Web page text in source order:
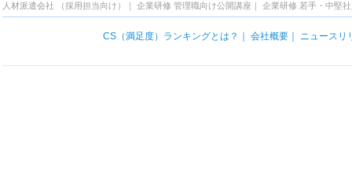
人材派遣会社 （採用担当向け）
｜ 企業研修 管理職向け公開講座 ｜ 企業研修 若手・中堅
CS（満足度）ランキングとは？ 会社概要｜ ニュースリ